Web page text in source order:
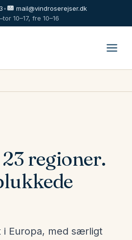
•
mail@vindroserejser.dk
10–17, fre 10–16
regioner.
Europa, med særligt